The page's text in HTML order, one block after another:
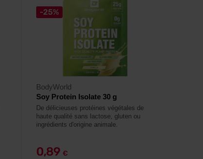
-25%
BodyWorld
Soy Protein Isolate 30 g
De délicieuses protéines végétales de
haute qualité sans lactose, gluten ou
ingrédients d'origine animale.
0,89 €